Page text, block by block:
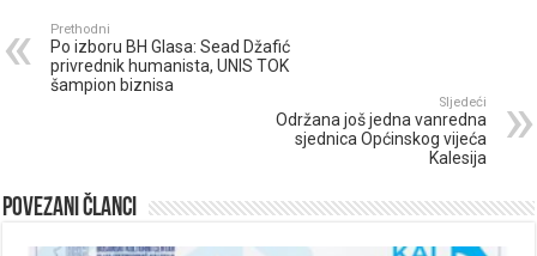
Prethodni
Po izboru BH Glasa: Sead Džafić
privrednik humanista, UNIS TOK
šampion biznisa
Sljedeći
Održana još jedna vanredna
sjednica Općinskog vijeća
Kalesija
Povezani članci